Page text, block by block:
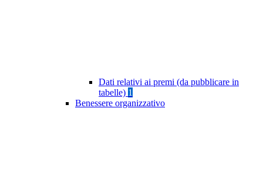
Dati relativi ai premi (da pubblicare in
tabelle) 1
Benessere organizzativo